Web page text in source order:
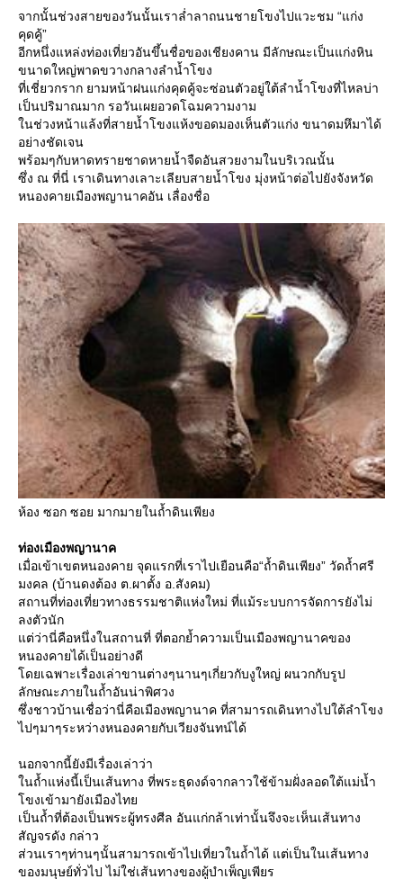
จากนั้นช่วงสายของวันนั้นเราล่ำลาถนนชายโขงไปแวะชม “แก่ง
คุดคู้”
อีกหนึ่งแหล่งท่องเที่ยวอันขึ้นชื่อของเชียงคาน มีลักษณะเป็นแก่งหิน
ขนาดใหญ่พาดขวางกลางลำน้ำโขง
ที่เชี่ยวกราก ยามหน้าฝนแก่งคุดคู้จะซ่อนตัวอยู่ใต้ลำน้ำโขงที่ไหลบ่า
เป็นปริมาณมาก รอวันเผยอวดโฉมความงาม
นช่วงหน้าแล้งที่สายน้ำโขงแห้งขอดมองเห็นตัวแก่ง ขนาดมหึมาได้
อย่างชัดเจน
พร้อมๆกับหาดทรายชาดหายน้ำจืดอันสวยงามในบริเวณนั้น
ซึ่ง ณ ที่นี่ เราเดินทางเลาะเลียบสายน้ำโขง มุ่งหน้าต่อไปยังจังหวัด
หนองคายเมืองพญานาคอัน เลื่องชื่อ
ห้อง ซอก ซอย มากมายในถ้ำดินเพียง
ท่องเมืองพญานาค
เมื่อเข้าเขตหนองคาย จุดแรกที่เราไปเยือนคือ“ถ้ำดินเพียง” วัดถ้ำศรี
มงคล (บ้านดงต้อง ต.ผาตั้ง อ.สังคม)
สถานที่ท่องเที่ยวทางธรรมชาติแห่งใหม่ ที่แม้ระบบการจัดการยังไม่
ลงตัวนัก
ต่ว่านี่คือหนึ่งในสถานที่ ที่ตอกย้ำความเป็นเมืองพญานาคของ
หนองคายได้เป็นอย่างดี
ดยเฉพาะเรื่องเล่าขานต่างๆนานๆเกี่ยวกับงูใหญ่ ผนวกกับรูป
ลักษณะภายในถ้ำอันน่าพิศวง
ซึ่งชาวบ้านเชื่อว่านี่คือเมืองพญานาค ที่สามารถเดินทางไปใต้ลำโขง
ไปๆมาๆระหว่างหนองคายกับเวียงจันทน์ได้
นอกจากนี้ยังมีเรื่องเล่าว่า
นถ้ำแห่งนี้เป็นเส้นทาง ที่พระธุดงด์จากลาวใช้ข้ามฝั่งลอดใต้แม่น้ำ
ขงเข้ามายังเมืองไท
เป็นถ้ำที่ต้องเป็นพระผู้ทรงศีล อันแก่กล้าเท่านั้นจึงจะเห็นเส้นทาง
สัญจรดัง กล่าว
ส่วนเราๆท่านๆนั้นสามารถเข้าไปเที่ยวในถ้ำได้ แต่เป็นในเส้นทาง
ของมนุษย์ทั่วไป ไม่ใช่เส้นทางของผู้บำเพ็ญเพียร